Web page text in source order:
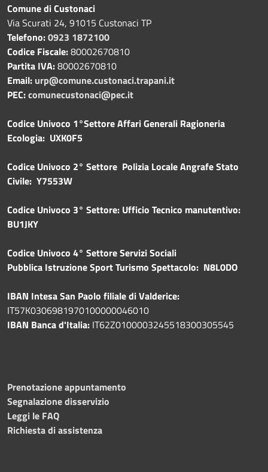
Comune di Custonaci
Via Scurati 24, 91015 Custonaci TP
Telefono:0923 1872100
Codice Fiscale:80002670810
Partita IVA:80002670810
Email: urp@comune.custonaci.trapani.it
PEC:comunecustonaci@pec.it
Codice Univoco 1°Settore Affari Generali Ragioneria
Ecologia: UXK0F5
Codice Univoco 2° Settore Polizia Locale Angrafe Stato
Civile: Y7553W
Codice Univoco 3° Settore: Ufficio Tecnico manutentivo:
BU1JKY
Codice Univoco 4° Settore Servizi Sociali
Pubblica Istruzione Sport Turismo Spettacolo: N8L0DO
IBAN Intesa San Paolo filiale di Valderice:
IT57K0306981970100000046010
IBAN Banca d'Italia: IT62Z0100003245518300305545
Prenotazione appuntamento
Segnalazione disservizio
Leggi le FAQ
Richiesta di assistenza